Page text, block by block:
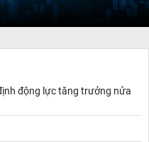
động lực tăng trưởng nửa